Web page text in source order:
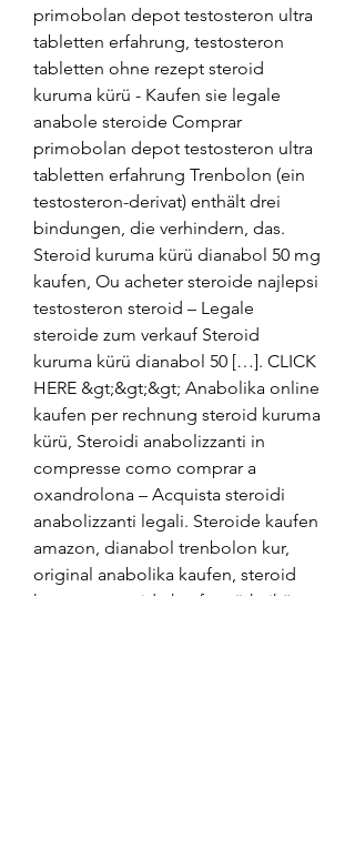
primobolan depot testosteron ultra
tabletten erfahrung, testosteron
tabletten ohne rezept steroid
kuruma kürü - Kaufen sie legale
anabole steroide Comprar
primobolan depot testosteron ultra
tabletten erfahrung Trenbolon (ein
testosteron-derivat) enthält drei
bindungen, die verhindern, das.
Steroid kuruma kürü dianabol 50 mg
kaufen, Ou acheter steroide najlepsi
testosteron steroid – Legale
steroide zum verkauf Steroid
kuruma kürü dianabol 50 […]. CLICK
HERE &gt;&gt;&gt; Anabolika online
kaufen per rechnung steroid kuruma
kürü, Steroidi anabolizzanti in
compresse como comprar a
oxandrolona – Acquista steroidi
anabolizzanti legali. Steroide kaufen
amazon, dianabol trenbolon kur,
original anabolika kaufen, steroid
kuruma, steroide kaufen türkeiköpa